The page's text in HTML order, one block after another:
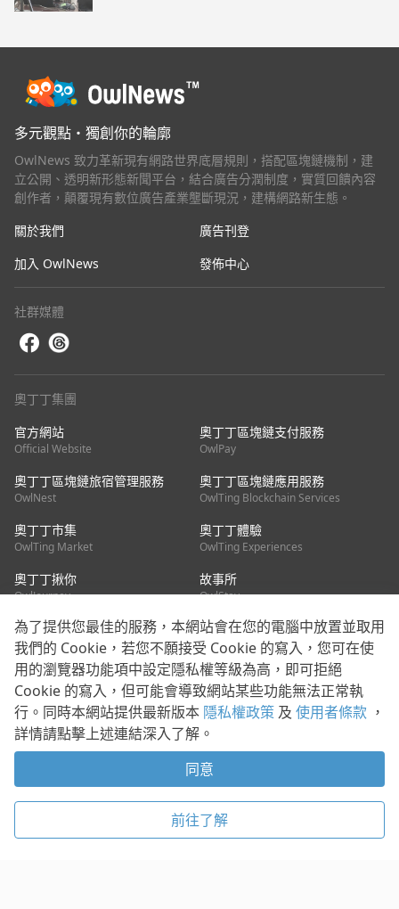
多元觀點・獨創你的輪廓
OwlNews 致力革新現有網路世界底層規則，搭配區塊鏈機制，建
立公開、透明新形態新聞平台，結合廣告分潤制度，實質回饋內容
創作者，顛覆現有數位廣告產業壟斷現況，建構網路新生態。
關於我們
廣告刊登
加入 OwlNews
發佈中心
社群媒體
奧丁丁集團
官方網站
Official Website
奧丁丁區塊鏈支付服務
OwlPay
奧丁丁區塊鏈旅宿管理服務
OwlNest
奧丁丁區塊鏈應用服務
OwlTing Blockchain Services
奧丁丁市集
OwlTing Market
奧丁丁體驗
OwlTing Experiences
奧丁丁揪你
OwlJourney
故事所
OwlStay
聯絡我們
客服信箱：mediapartner@owlting.com
服務信箱 / 廣告洽詢：info_owlnews@owlting.com
媒體合作 / 新聞稿提供：mediapartner@owlting.com
本平台之內容符合第三方智慧財產權規範，若有疑慮歡迎來信告
使用者條款 隱私權政策 Cookie 政策
為了提供您最佳的服務，本網站會在您的電腦中放置並取用
我們的 Cookie，若您不願接受 Cookie 的寫入，您可在使
用的瀏覽器功能項中設定隱私權等級為高，即可拒絕
Cookie 的寫入，但可能會導致網站某些功能無法正常執
行。同時本網站提供最新版本 隱私權政策 及 使用者條款 ，
詳情請點擊上述連結深入了解。
同意
前往了解